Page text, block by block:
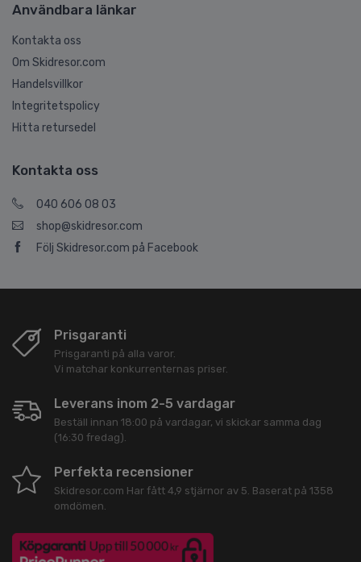
Användbara länkar
Kontakta oss
Om Skidresor.com
Handelsvillkor
Integritetspolicy
Hitta retursedel
Kontakta oss
040 606 08 03
shop@skidresor.com
Följ Skidresor.com på Facebook
Prisgaranti
Prisgaranti på alla varor.
Vi matchar konkurrenternas priser.
Leverans inom 2-5 vardagar
Beställ innan 18:00 på vardagar, vi skickar samma dag
(16:30 fredag).
Perfekta recensioner
Skidresor.com Har fått 4,9 stjärnor av 5 . Baserat på 1358
omdömen.